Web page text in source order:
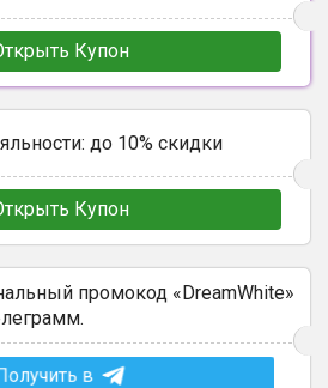
Купон
до 10% скидки
Купон
промокод «DreamWhite»
в